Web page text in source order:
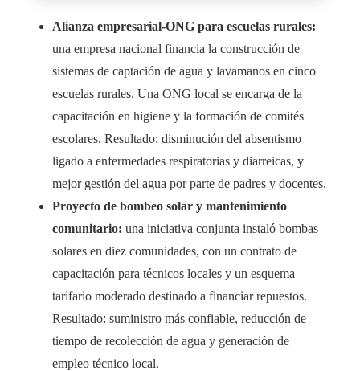
Alianza empresarial-ONG para escuelas rurales:
una empresa nacional financia la construcción de
sistemas de captación de agua y lavamanos en cinco
escuelas rurales. Una ONG local se encarga de la
capacitación en higiene y la formación de comités
escolares. Resultado: disminución del absentismo
ligado a enfermedades respiratorias y diarreicas, y
mejor gestión del agua por parte de padres y docentes.
Proyecto de bombeo solar y mantenimiento
comunitario: una iniciativa conjunta instaló bombas
solares en diez comunidades, con un contrato de
capacitación para técnicos locales y un esquema
tarifario moderado destinado a financiar repuestos.
Resultado: suministro más confiable, reducción de
tiempo de recolección de agua y generación de
empleo técnico local.